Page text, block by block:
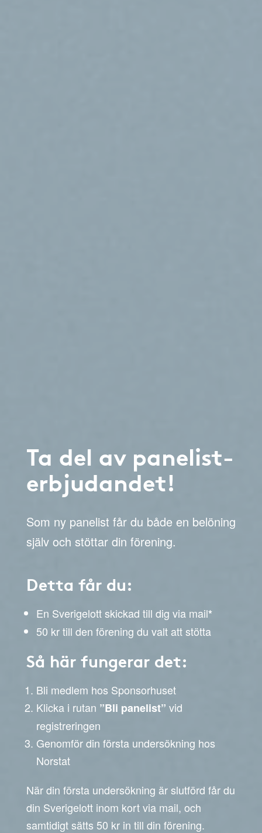
Ta del av panelist-
erbjudandet!
Som ny panelist får du både en belöning
själv och stöttar din förening.
Detta får du:
En Sverigelott skickad till dig via mail*
50 kr till den förening du valt att stötta
Så här fungerar det:
Bli medlem hos Sponsorhuset
Klicka i rutan ”Bli panelist” vid
registreringen
Genomför din första undersökning hos
Norstat
När din första undersökning är slutförd får du
din Sverigelott inom kort via mail, och
samtidigt sätts 50 kr in till din förening.